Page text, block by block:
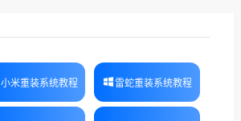
小米重装系统教程 雷蛇重装系统教程